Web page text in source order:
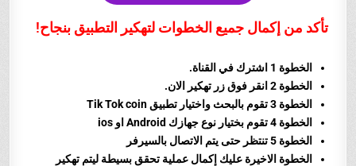
تأكد من إكمال جميع الخطوات لتهكير التطبيق بنجاح!
الخطوة 1 اشترك في القناة.
الخطوة 2 انقر فوق زر تهكير الان.
الخطوة 3 تقوم بالبحث واختيار تطبيق Tik Tok coin
الخطوة 4 تقوم بختيار نوع جهازك Android او ios
الخطوة 5 تنتظر حتى يتم الاتصال بالسيرفر
الخطوة الاخيرة عليك إكمال عملية تحقق بسيطة ليتم تهكير